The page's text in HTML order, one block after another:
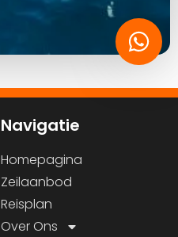
Navigatie
Homepagina
Zeilaanbod
Reisplan
Over Ons